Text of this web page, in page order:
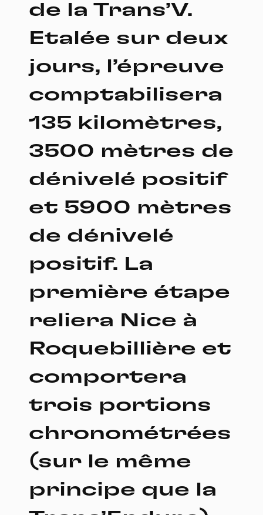
de la Trans’V.
Etalée sur deux
jours, l’épreuve
comptabilisera
135 kilomètres,
3500 mètres de
dénivelé positif
et 5900 mètres
de dénivelé
positif. La
première étape
reliera Nice à
Roquebillière et
comportera
trois portions
chronométrées
(sur le même
principe que la